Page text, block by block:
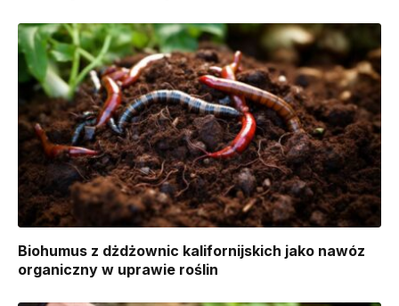
Biohumus z dżdżownic kalifornijskich jako nawóz
organiczny w uprawie roślin